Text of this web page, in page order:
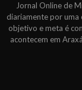
Jornal Online de
diariamente por uma
objetivo e meta é
acontecem em